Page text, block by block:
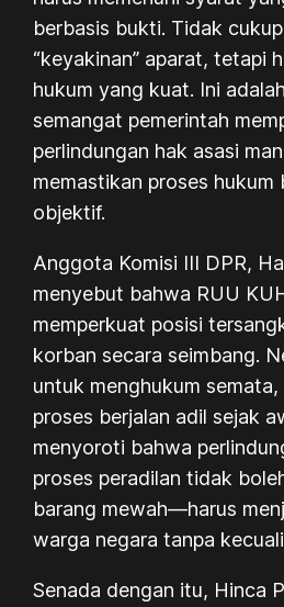
berbasis bukti. Tidak
“keyakinan” aparat, tetapi
hukum yang kuat. Ini
semangat pemerintah
perlindungan hak asasi
memastikan proses hukum
objektif.
Anggota Komisi III DPR,
menyebut bahwa RUU
memperkuat posisi
korban secara seimbang.
untuk menghukum
proses berjalan adil sejak
menyoroti bahwa
proses peradilan tidak
barang mewah—harus
warga negara tanpa
Senada dengan itu, Hinca